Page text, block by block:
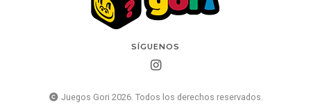
SÍGUENOS
Juegos Gori 2026. Todos los derechos reservados.